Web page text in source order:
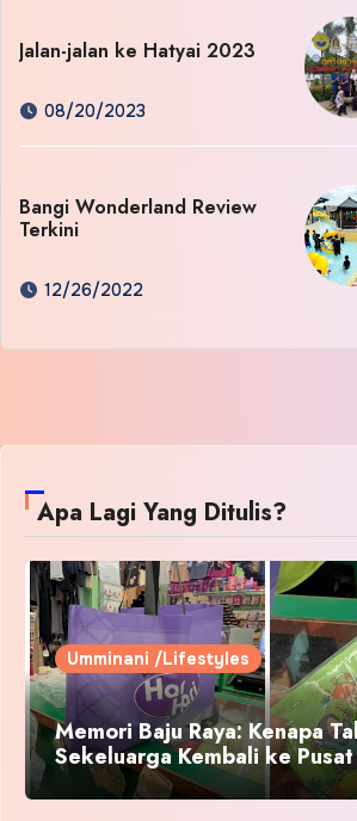
Jalan-jalan ke Hatyai 2023
08/20/2023
Bangi Wonderland Review
Terkini
12/26/2022
Apa Lagi Yang Ditulis?
Umminani /Lifestyles
Memori Baju Raya: Kenapa
Sekeluarga Kembali ke
Hari-Hari?